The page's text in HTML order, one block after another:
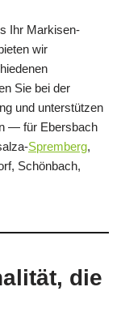
Ihr Markisen-
wir
Sie bei der
und unterstützen
— für Ebersbach
Spremberg,
Schönbach,
die